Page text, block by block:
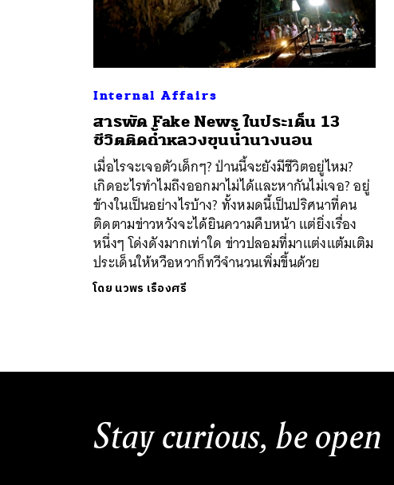
Internal Affairs
สารพัด Fake News ในประเด็น 13
ชีวิตติดถ้ำหลวงขุนน้ำนางนอน
เมื่อไรจะเจอตัวเด็กๆ? ป่านนี้จะยังมีชีวิตอยู่ไหม?
เกิดอะไรทำไมถึงออกมาไม่ได้และหากันไม่เจอ? อยู่
ข้างในเป็นอย่างไรบ้าง? ทั้งหมดนี้เป็นปริศนาที่คน
ติดตามข่าวหวังจะได้ยินความคืบหน้า แต่ยิ่งเรื่อง
หนึ่งๆ โด่งดังมากเท่าใด ข่าวปลอมที่มาแต่งแต้มเติม
ประเด็นให้หวือหวาก็ทวีจำนวนเพิ่มขึ้นด้วย
โดย นวพร เรืองศรี
Stay curious, be open